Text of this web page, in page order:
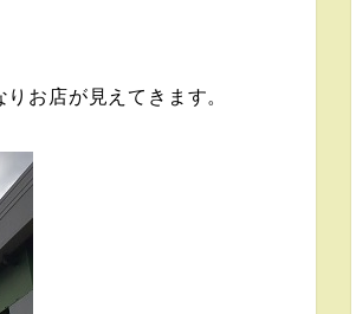
お店が見えてきます。